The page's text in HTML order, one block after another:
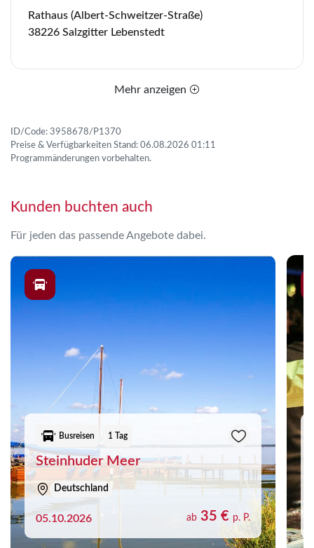
Rathaus (Albert-Schweitzer-Straße)
38226 Salzgitter Lebenstedt
Mehr anzeigen
ID/Code: 3958678/P1370
Preise & Verfügbarkeiten Stand: 06.08.2026 01:11
Programmänderungen vorbehalten.
Kunden buchten auch
Für jeden das passende Angebote dabei.
Busreisen 1 Tag
Steinhuder Meer
Deutschland
05.10.2026 ab 35 € p. P.